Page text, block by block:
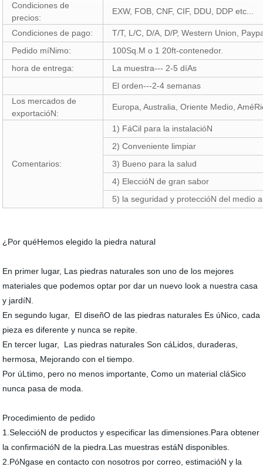
Condiciones de
precios:
EXW, FOB, CNF, CIF, DDU, DDP etc...
Condiciones de pago:
T/T, L/C, D/A, D/P, Western Union,
Pedido míNimo:
100Sq.M o 1 20ft-contenedor.
hora de entrega:
La muestra--- 2-5 díAs
El orden---2-4 semanas
Los mercados de
exportacióN:
Europa, Australia, Oriente Medio,
Comentarios:
1) FáCil para la instalacióN
2) Conveniente limpiar
3) Bueno para la salud
4) EleccióN de gran sabor
5) la seguridad y proteccióN del medio
¿Por quéHemos elegido la piedra natural
En primer lugar, Las piedras naturales son uno de los mejores
materiales que podemos optar por dar un nuevo look a nuestra casa
y jardíN.
En segundo lugar, El diseñO de las piedras naturales Es úNico, cada
pieza es diferente y nunca se repite.
En tercer lugar, Las piedras naturales Son cáLidos, duraderas,
hermosa, Mejorando con el tiempo.
Por úLtimo, pero no menos importante, Como un material cláSico
nunca pasa de moda.
Procedimiento de pedido
1.SeleccióN de productos y especificar las dimensiones.Para obtener
la confirmacióN de la piedra.Las muestras estáN disponibles.
2.PóNgase en contacto con nosotros por correo, estimacióN y la